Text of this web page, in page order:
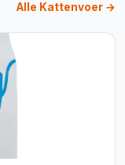
Alle Kattenvoer →